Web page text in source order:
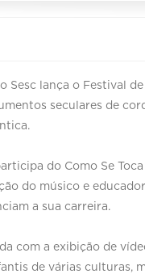
lança o Festival
seculares de
do Como Se
do músico e
a sua carreira.
com a exibição de
de várias culturas,